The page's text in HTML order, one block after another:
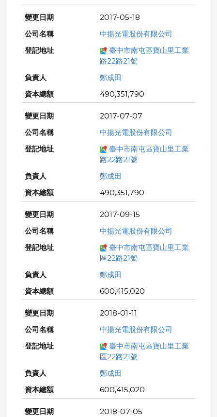
2017-05-18
中揚光電股份有限公司
臺中市南屯區寶山里工業
路22路21號
鄭成田
490,351,790
2017-07-07
中揚光電股份有限公司
臺中市南屯區寶山里工業
路22路21號
鄭成田
490,351,790
2017-09-15
中揚光電股份有限公司
臺中市南屯區寶山里工業
區22路21號
鄭成田
600,415,020
2018-01-11
中揚光電股份有限公司
臺中市南屯區寶山里工業
區22路21號
鄭成田
600,415,020
2018-07-05